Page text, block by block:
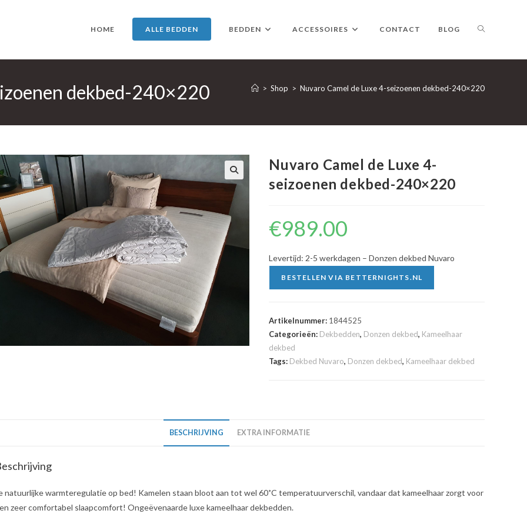
HOME ALLE BEDDEN BEDDEN ACCESSOIRES CONTACT BLOG TOGGLE
WEBSITE
dekbed-240×220 > Shop > Nuvaro Camel de Luxe 4-seizoenen dekbed-240×220
🔍
Nuvaro Camel de Luxe 4-
seizoenen dekbed-240×220
€989.00
Levertijd: 2-5 werkdagen – Donzen dekbed Nuvaro
BESTELLEN VIA BETTERNIGHTS.NL
Artikelnummer: 1844525
Categorieën: Dekbedden, Donzen dekbed, Kameelhaar
dekbed
Tags: Dekbed Nuvaro, Donzen dekbed, Kameelhaar dekbed
BESCHRIJVING EXTRA INFORMATIE
natuurlijke warmteregulatie op bed! Kamelen staan bloot aan tot wel 60˚C temperatuurverschil, vandaar dat kameelhaar zorgt voor
zeer comfortabel slaapcomfort! Ongeëvenaarde luxe kameelhaar dekbedden.